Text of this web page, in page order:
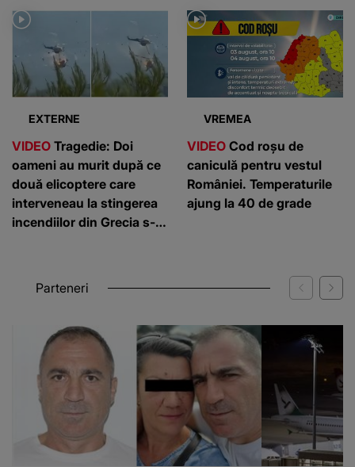
reducerea consumului de
electricitate, după ce s-a
instaurat stare de alertă
națională
EXTERNE
VIDEO Tragedie: Doi
oameni au murit după ce
două elicoptere care
interveneau la stingerea
incendiilor din Grecia s-
VREMEA
VIDEO Cod roșu de
caniculă pentru vestul
României. Temperaturile
ajung la 40 de grade
Parteneri